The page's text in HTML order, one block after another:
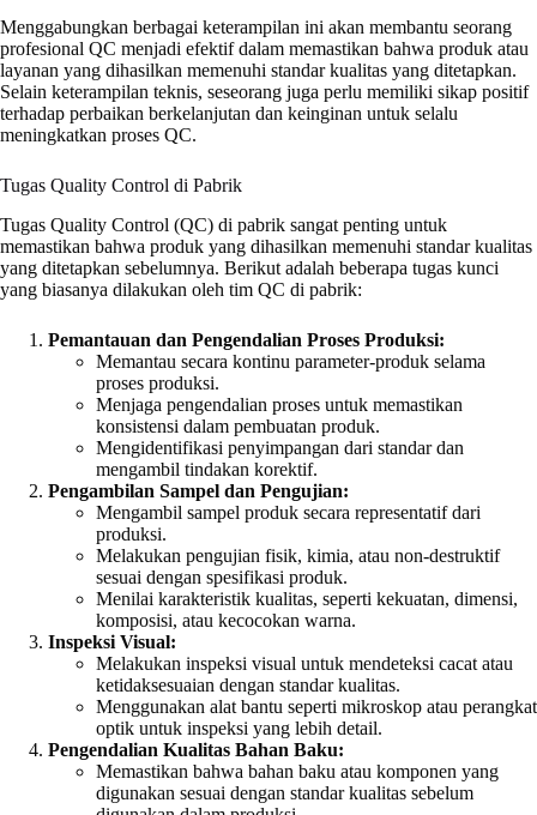
Menggabungkan berbagai keterampilan ini akan membantu seorang
profesional QC menjadi efektif dalam memastikan bahwa produk atau
layanan yang dihasilkan memenuhi standar kualitas yang ditetapkan.
Selain keterampilan teknis, seseorang juga perlu memiliki sikap positif
terhadap perbaikan berkelanjutan dan keinginan untuk selalu
meningkatkan proses QC.
Tugas Quality Control di Pabrik
Tugas Quality Control (QC) di pabrik sangat penting untuk
memastikan bahwa produk yang dihasilkan memenuhi standar kualitas
yang ditetapkan sebelumnya. Berikut adalah beberapa tugas kunci
yang biasanya dilakukan oleh tim QC di pabrik:
Pemantauan dan Pengendalian Proses Produksi:
Memantau secara kontinu parameter-produk selama
proses produksi.
Menjaga pengendalian proses untuk memastikan
konsistensi dalam pembuatan produk.
Mengidentifikasi penyimpangan dari standar dan
mengambil tindakan korektif.
Pengambilan Sampel dan Pengujian:
Mengambil sampel produk secara representatif dari
produksi.
Melakukan pengujian fisik, kimia, atau non-destruktif
sesuai dengan spesifikasi produk.
Menilai karakteristik kualitas, seperti kekuatan, dimensi,
komposisi, atau kecocokan warna.
Inspeksi Visual:
Melakukan inspeksi visual untuk mendeteksi cacat atau
ketidaksesuaian dengan standar kualitas.
Menggunakan alat bantu seperti mikroskop atau perangkat
optik untuk inspeksi yang lebih detail.
Pengendalian Kualitas Bahan Baku:
Memastikan bahwa bahan baku atau komponen yang
digunakan sesuai dengan standar kualitas sebelum